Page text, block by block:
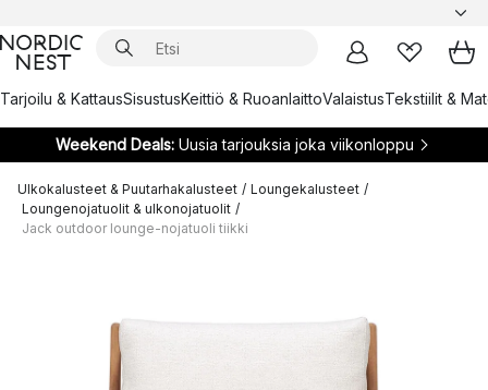
Tarjoilu & KattausSisustusKeittiö & RuoanlaittoValaistusTekstiilit &
Weekend Deals:Uusia tarjouksia joka viikonloppu
Ulkokalusteet & Puutarhakalusteet / Loungekalusteet /
Loungenojatuolit & ulkonojatuolit /
Jack outdoor lounge-nojatuoli tiikki